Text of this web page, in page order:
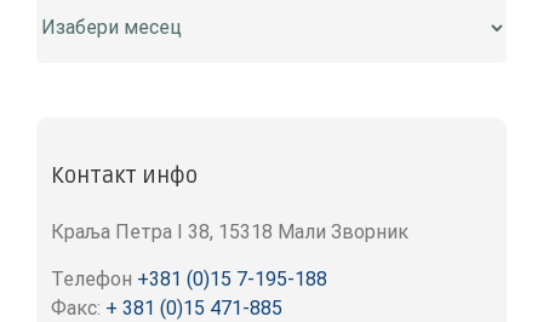
Контакт инфо
Краља Петра I 38, 15318 Мали Зворник
Телефон +381 (0)15 7-195-188
Факс: + 381 (0)15 471-885